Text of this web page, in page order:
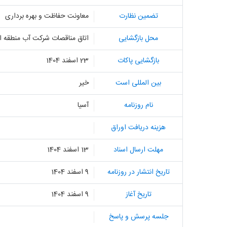
تضمین نظارت
معاونت حفاظت و بهره برداری
محل بازگشایی
اتاق مناقصات شرکت آب منطقه
بازگشایی پاکات
23 اسفند 1404
بین المللی است
خیر
نام روزنامه
آسیا
هزینه دریافت اوراق
مهلت ارسال اسناد
13 اسفند 1404
تاریخ انتشار در روزنامه
9 اسفند 1404
تاریخ آغاز
9 اسفند 1404
جلسه پرسش و پاسخ